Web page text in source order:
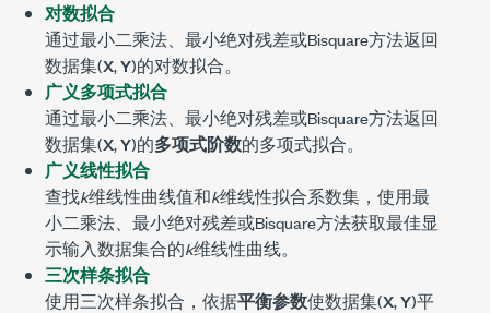
对数拟合
通过最小二乘法、最小绝对残差或Bisquare方法返回
数据集(X,Y)的对数拟合。
广义多项式拟合
通过最小二乘法、最小绝对残差或Bisquare方法返回
数据集(X,Y)的多项式阶数的多项式拟合。
广义线性拟合
查找k维线性曲线值和k维线性拟合系数集，使用最
小二乘法、最小绝对残差或Bisquare方法获取最佳显
示输入数据集合的k维线性曲线。
三次样条拟合
使用三次样条拟合，依据平衡参数使数据集(X,Y)平